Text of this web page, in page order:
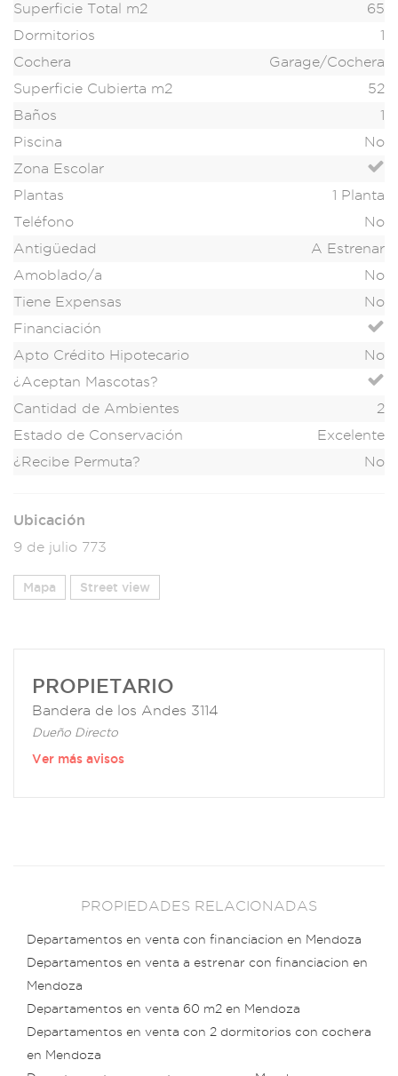
Superficie Total m2
65
Dormitorios
1
Cochera
Garage/Cochera
Superficie Cubierta m2
52
Baños
1
Piscina
No
Zona Escolar
Plantas
1 Planta
Teléfono
No
Antigüedad
A Estrenar
Amoblado/a
No
Tiene Expensas
No
Financiación
Apto Crédito Hipotecario
No
¿Aceptan Mascotas?
Cantidad de Ambientes
2
Estado de Conservación
Excelente
¿Recibe Permuta?
No
Ubicación
9 de julio 773
Mapa Street view
PROPIETARIO
Bandera de los Andes 3114
Dueño Directo
Ver más avisos
PROPIEDADES RELACIONADAS
Departamentos en venta con financiacion en Mendoza
Departamentos en venta a estrenar con financiacion en
Mendoza
Departamentos en venta 60 m2 en Mendoza
Departamentos en venta con 2 dormitorios con cochera
en Mendoza